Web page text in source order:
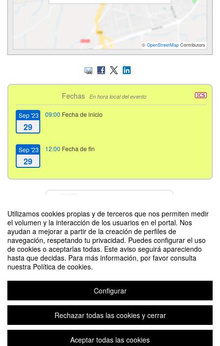
Utilizamos cookies propias y de terceros que nos permiten medir
el volumen y la interacción de los usuarios en el portal. Nos
ayudan a mejorar a partir de la creación de perfiles de
navegación, respetando tu privacidad. Puedes configurar el uso
de cookies o aceptarlas todas. Este aviso seguirá apareciendo
hasta que decidas. Para más información, por favor consulta
nuestra Política de cookies.
Configurar
Rechazar todas las cookies y cerrar
Aceptar todas las cookies
© OpenStreetMap Contributors
Fechas En hora local del evento
Sep '23
29
09:00 Fecha de inicio
Sep '23
29
12:00 Fecha de fin
Difunde tu evento poniendo el siguiente código en tu sitio
Feria UNA Sostenibilidad Alimentaria
Plataforma de organización de eventos Symposium